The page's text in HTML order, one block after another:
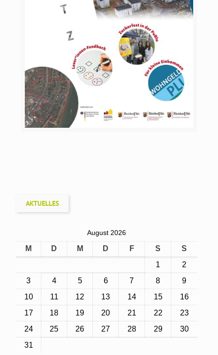
AKTUELLES
August 2026
M D M D F S
S
1
2
3
4 5 6 7 8
9
10
11 12 13 14 15
16
17
18 19 20 21 22
23
24
25 26 27 28 29
30
31